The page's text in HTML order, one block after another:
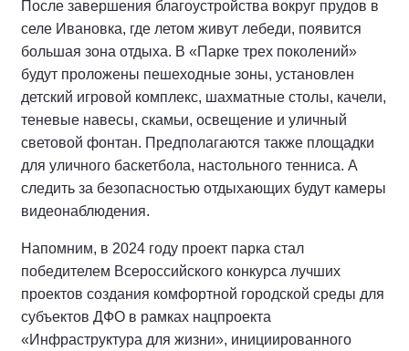
После завершения благоустройства вокруг прудов в
селе Ивановка, где летом живут лебеди, появится
большая зона отдыха. В «Парке трех поколений»
будут проложены пешеходные зоны, установлен
детский игровой комплекс, шахматные столы, качели,
теневые навесы, скамьи, освещение и уличный
световой фонтан. Предполагаются также площадки
для уличного баскетбола, настольного тенниса. А
следить за безопасностью отдыхающих будут камеры
видеонаблюдения.
Напомним, в 2024 году проект парка стал
победителем Всероссийского конкурса лучших
проектов создания комфортной городской среды для
субъектов ДФО в рамках нацпроекта
«Инфраструктура для жизни», инициированного